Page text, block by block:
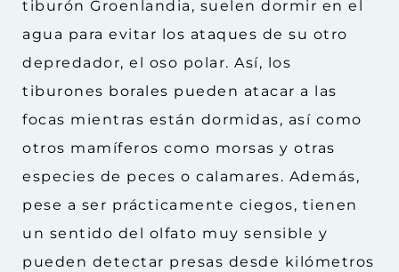
tiburón Groenlandia, suelen dormir en el
agua para evitar los ataques de su otro
depredador, el oso polar. Así, los
tiburones borales pueden atacar a las
focas mientras están dormidas, así como
otros mamíferos como morsas y otras
especies de peces o calamares. Además,
pese a ser prácticamente ciegos, tienen
un sentido del olfato muy sensible y
pueden detectar presas desde kilómetros